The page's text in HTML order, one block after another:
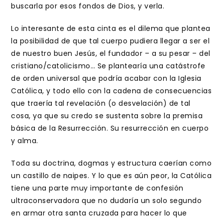
buscarla por esos fondos de Dios, y verla.
Lo interesante de esta cinta es el dilema que plantea
la posibilidad de que tal cuerpo pudiera llegar a ser el
de nuestro buen Jesús, el fundador – a su pesar – del
cristiano/catolicismo… Se plantearía una catástrofe
de orden universal que podría acabar con la Iglesia
Católica, y todo ello con la cadena de consecuencias
que traería tal revelación (o desvelación) de tal
cosa, ya que su credo se sustenta sobre la premisa
básica de la Resurrección. Su resurrección en cuerpo
y alma.
Toda su doctrina, dogmas y estructura caerían como
un castillo de naipes. Y lo que es aún peor, la Católica
tiene una parte muy importante de confesión
ultraconservadora que no dudaría un solo segundo
en armar otra santa cruzada para hacer lo que